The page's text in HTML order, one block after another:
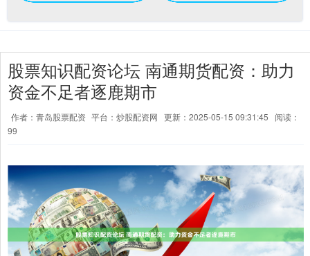
股票知识配资论坛 南通期货配资：助力
资金不足者逐鹿期市
作者：青岛股票配资 平台：炒股配资网 更新：2025-05-15 09:31:45
阅读：
99